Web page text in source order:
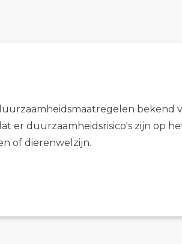
bekend
er duurzaamheidsrisico's zijn op
of dierenwelzijn.